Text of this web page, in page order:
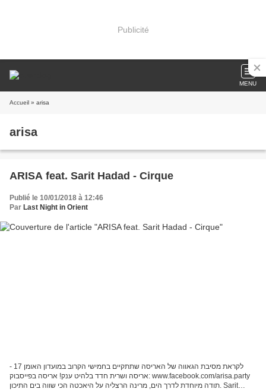
Publicité
MENU
Accueil » arisa
arisa
ARISA feat. Sarit Hadad - Cirque
Publié le 10/01/2018 à 12:46
Par Last Night in Orient
לקראת מסיבת הגאווה של האריסה שתתקיים בחמישי הקרוב במועדון האומן 17 -
אריסה ושרית חדד בלהיט ענק! אריסה בפייסבוק: www.facebook.com/arisa.party
תודה מיוחדת לדרך הים, מרינה הרצליה על היאכטה הכי שווה בים התיכון. Sarit